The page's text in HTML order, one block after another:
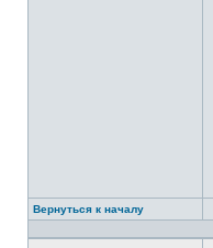
Вернуться к началу